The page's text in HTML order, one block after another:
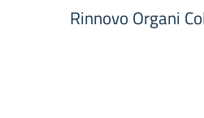
Rinnovo Organi